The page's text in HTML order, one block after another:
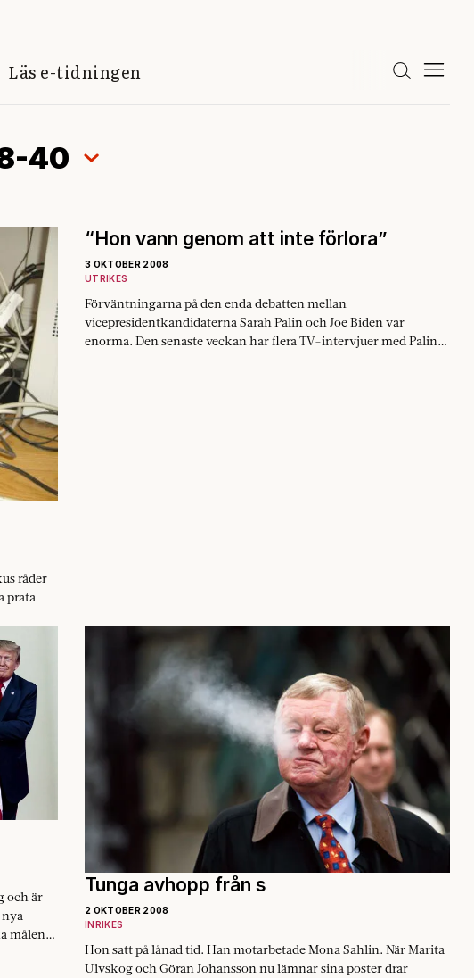
Läs e-tidningen
40
råder
prata
“Hon vann genom att inte förlora”
3 OKTOBER 2008
UTRIKES
Förväntningarna på den enda debatten mellan
vicepresidentkandidaterna Sarah Palin och Joe Biden var
enorma. Den senaste veckan har flera TV-intervjuer med Palin
och är
målen
Tunga avhopp från s
2 OKTOBER 2008
INRIKES
Hon satt på lånad tid. Han motarbetade Mona Sahlin. När Marita
Ulvskog och Göran Johansson nu lämnar sina poster drar